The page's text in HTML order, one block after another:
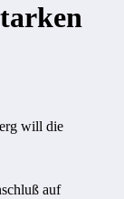
will die
auf